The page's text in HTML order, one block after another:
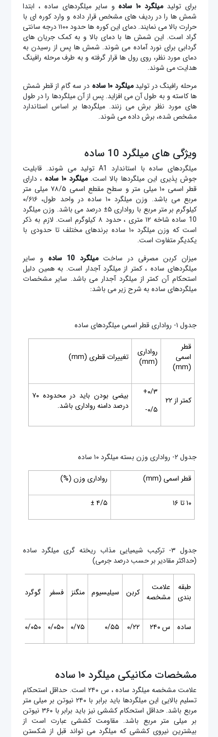
برای تولیدمیلگرد ۱۰ ساده
و سایر میلگردهای ساده ، ابتدا
شمش ها را در ردیف های مشخص قرار داده و وارد کوره ای با
حرارت بالا می نمایند. دمای این کوره ها حدود ۱۱۰۰ درجه سانتی
گراد است. این شمش ها با دمای بالا و به کمک جریان های
گردابی برای نورد آماده می شوند. شمش ها پس از رسیدن به
دمای مورد نظر، روی رول ها قرار گرفته و به طرف مرحله رافینگ
هدایت می شوند.
مرحله رافینگ در تولیدمیلگرد ۱۰ ساده
در سه گام از قطر شمش
ها کاسته و به طول آن می افزاید. پس از آن میلگردها را در طول
های مورد نظر برش می زنند. میلگردها بر اساس استاندارد
مشخص شده، برش داده می شوند.
ویژگی های میلگرد 10 ساده
میلگردهای ساده با استاندارد A1 تولید می شوند. قابلیت
جوش پذیری این میلگردها بالا است.میلگرد ۱۰ ساده
، دارای
قطر اسمی ۱۰ میلی متر و سطح مقطع اسمی ۷۸/۵ میلی متر
مربع می باشد. وزن میلگرد ۱۰ ساده در واحد طول، ۰/۶۱۶
کیلوگرم بر متر مربع با رواداری ۵± درصد می باشد. وزن میلگرد
10 ساده شاخه ۱۲ متری ، حدود ۸ کیلوگرم است. لازم به ذکر
است که وزن میلگرد ۱۰ ساده برندهای مختلف تا حدودی با
یکدیگر متفاوت است.
میزان کربن مصرفی در ساختمیلگرد 10 ساده
و سایر
میلگردهای ساده ، کمتر از میلگرد آجدار است. به همین دلیل
استحکام آن کمتر از میلگرد آجدار می باشد. سایر مشخصات
میلگردهای ساده به شرح زیر می باشد:
جدول ۱- رواداری قطر اسمی میلگردهای ساده
قطر
اسمی
(mm)
رواداری
(mm)
تغییرات قطری (mm)
کمتر از ۲۲
۰/۳+
۰/۵-
بیضی بودن باید در محدوده ۷۰
درصد دامنه رواداری باشد.
جدول ۲- رواداری وزن بسته میلگرد ۱۰ ساده
قطر اسمی (mm)
رواداری وزن (%)
۱۰ تا ۱۶ ۴/۵ ±
جدول ۳- ترکیب شیمیایی مذاب ریخته گری میلگرد ساده
(حداکثر مقادیر بر حسب درصد جرمی)
طبقه
بندی
علامت
مشخصه
کربن سیلیسیوم منگنز فسفر گوگرد
ساده س ۲۴۰ ۰/۲۲ ۰/۵۵ ۰/۷۵ ۰/۰۵۰ ۰/۰۵۰
مشخصات مکانیکی میلگرد ۱۰ ساده
علامت مشخصه میلگرد ساده ، س ۲۴۰ است. حداقل استحکام
تسلیم بالایی این میلگردها باید برابر با ۲۴۰ نیوتن بر میلی متر
مربع باشد. حداقل استحکام کششی نیز باید برابر با ۳۶۰ نیوتن
بر میلی متر مربع باشد. مقاومت کششی عبارت است از
بیشترین نیروی کششی که میلگرد می تواند قبل از شکستن